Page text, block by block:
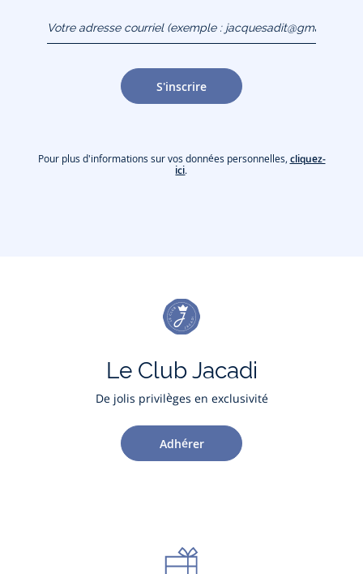
(exemple :
jacquesadit@gmail.com)
S'inscrire
Pour plus d'informations sur vos données personnelles, cliquez-
ici.
Le Club Jacadi
De jolis privilèges en exclusivité
Adhérer